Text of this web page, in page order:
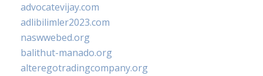
advocatevijay.com
adlibilimler2023.com
naswwebed.org
balithut-manado.org
alteregotradingcompany.org